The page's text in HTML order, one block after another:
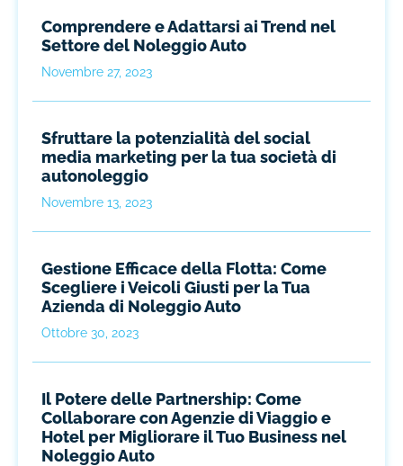
Comprendere e Adattarsi ai Trend nel
Settore del Noleggio Auto
Novembre 27, 2023
Sfruttare la potenzialità del social
media marketing per la tua società di
autonoleggio
Novembre 13, 2023
Gestione Efficace della Flotta: Come
Scegliere i Veicoli Giusti per la Tua
Azienda di Noleggio Auto
Ottobre 30, 2023
Il Potere delle Partnership: Come
Collaborare con Agenzie di Viaggio e
Hotel per Migliorare il Tuo Business nel
Noleggio Auto